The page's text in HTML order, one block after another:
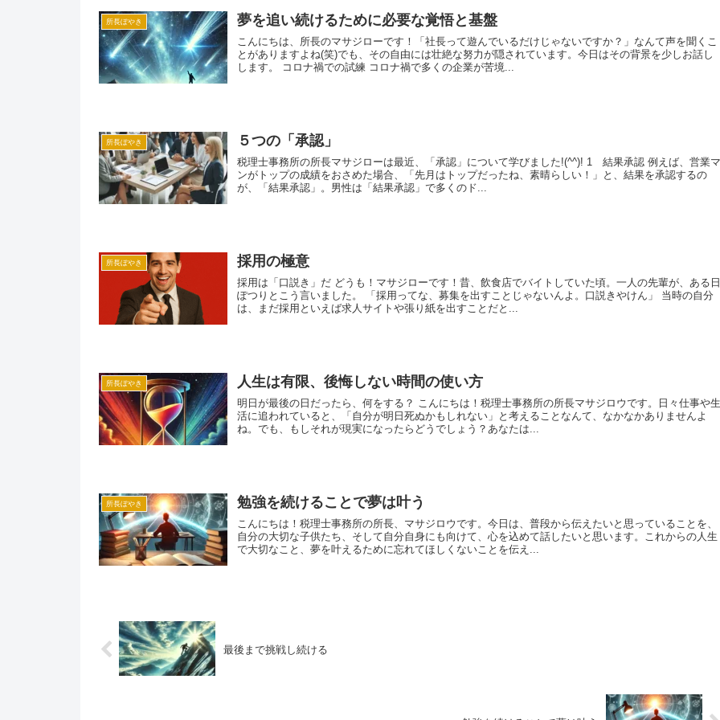
所長ぼやき 夢を追い続けるために必要な覚悟と基盤
こんにちは、所長のマサジローです！「社長って遊んでいるだけじゃないですか？」なんて声を聞くこ
とがありますよね(笑)でも、その自由には壮絶な努力が隠されています。今日はその背景を少しお話し
します。 コロナ禍での試練 コロナ禍で多くの企業が苦境...
所長ぼやき ５つの「承認」
税理士事務所の所長マサジローは最近、「承認」について学びました!(^^)! 1 結果承認 例えば、営業
ンがトップの成績をおさめた場合、「先月はトップだったね、素晴らしい！」と、結果を承認するの
が、「結果承認」。男性は「結果承認」で多くのド...
所長ぼやき 採用の極意
採用は「口説き」だ どうも！マサジローです！昔、飲食店でバイトしていた頃。一人の先輩が、ある
ぽつりとこう言いました。 「採用ってな、募集を出すことじゃないんよ。口説きやけん」 当時の自分
は、まだ採用といえば求人サイトや張り紙を出すことだと...
所長ぼやき 人生は有限、後悔しない時間の使い方
明日が最後の日だったら、何をする？ こんにちは！税理士事務所の所長マサジロウです。日々仕事や
活に追われていると、「自分が明日死ぬかもしれない」と考えることなんて、なかなかありませんよ
ね。でも、もしそれが現実になったらどうでしょう？あなたは...
所長ぼやき 勉強を続けることで夢は叶う
こんにちは！税理士事務所の所長、マサジロウです。今日は、普段から伝えたいと思っていることを、
自分の大切な子供たち、そして自分自身にも向けて、心を込めて話したいと思います。これからの人生
で大切なこと、夢を叶えるために忘れてほしくないことを伝え...
最後まで挑戦し続ける